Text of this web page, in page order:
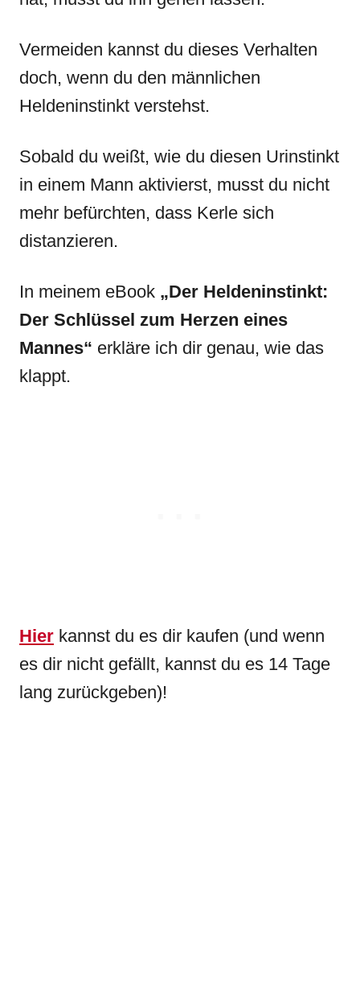
Vermeiden kannst du dieses Verhalten
doch, wenn du den männlichen
Heldeninstinkt verstehst.
Sobald du weißt, wie du diesen Urinstinkt
in einem Mann aktivierst, musst du nicht
mehr befürchten, dass Kerle sich
distanzieren.
In meinem eBook „Der Heldeninstinkt:
Der Schlüssel zum Herzen eines
Mannes“ erkläre ich dir genau, wie das
klappt.
Hier kannst du es dir kaufen (und wenn
es dir nicht gefällt, kannst du es 14 Tage
lang zurückgeben)!